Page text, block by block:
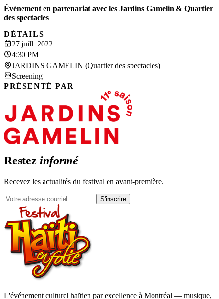
Événement en partenariat avec les Jardins Gamelin & Quartier
des spectacles
DÉTAILS
27 juill. 2022
4:30 PM
JARDINS GAMELIN (Quartier des spectacles)
Screening
PRÉSENTÉ PAR
Restez informé
Recevez les actualités du festival en avant-première.
S'inscrire
L'événement culturel haïtien par excellence à Montréal — musique,